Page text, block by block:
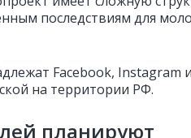
последствиям для
Facebook, Instagram и
на территории РФ.
планируют